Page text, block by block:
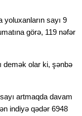
sayı 9
görə, 119 nəfər
demək olar ki, şənbə
artmaqda davam
indiyə qədər 6948